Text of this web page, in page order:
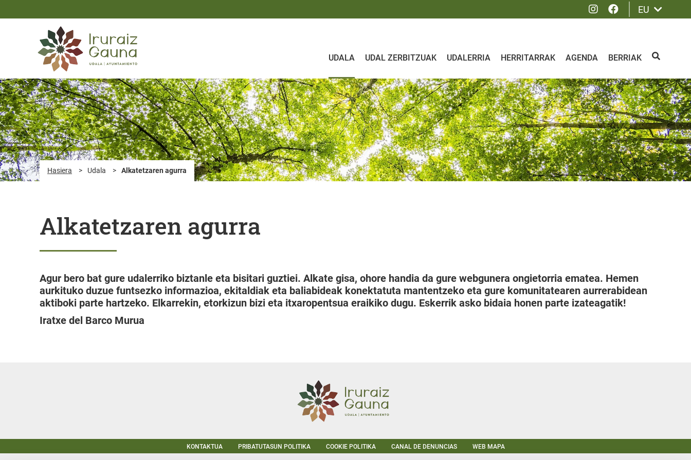
Instagram
Facebook
EU
UDALA UDAL ZERBITZUAK UDALERRIA HERRITARRAK AGENDA BERRIAK BILATU
Hasiera > Udala > Alkatetzaren agurra
Alkatetzaren agurra
Agur bero bat gure udalerriko biztanle eta bisitari guztiei. Alkate gisa, ohore handia da gure webgunera ongietorria ematea. Hemen
aurkituko duzue funtsezko informazioa, ekitaldiak eta baliabideak konektatuta mantentzeko eta gure komunitatearen aurrerabidean
aktiboki parte hartzeko. Elkarrekin, etorkizun bizi eta itxaropentsua eraikiko dugu. Eskerrik asko bidaia honen parte izateagatik!
Iratxe del Barco Murua
KONTAKTUA PRIBATUTASUN POLITIKA COOKIE POLITIKA CANAL DE DENUNCIAS WEB MAPA